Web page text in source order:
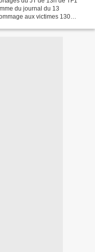
du journal du 13
aux victimes 130